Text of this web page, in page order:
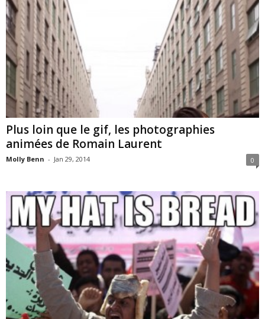
Plus loin que le gif, les photographies
animées de Romain Laurent
Molly Benn - Jan 29, 2014 0